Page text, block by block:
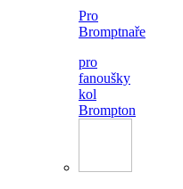
Pro
Bromptnaře
pro
fanoušky
kol
Brompton